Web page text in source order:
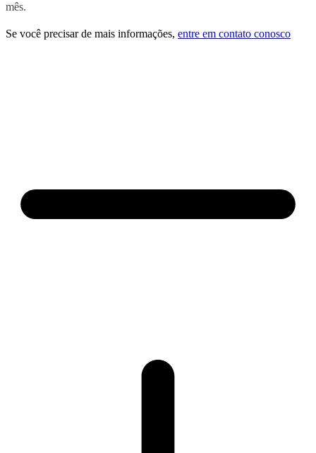
mês.
Se você precisar de mais informações, entre em contato conosco